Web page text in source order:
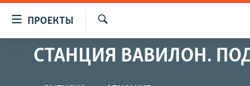
упрощенного
ПРОЕКТЫ
ПРОГРАММЫ
СТАНЦИЯ ВАВИЛОН.